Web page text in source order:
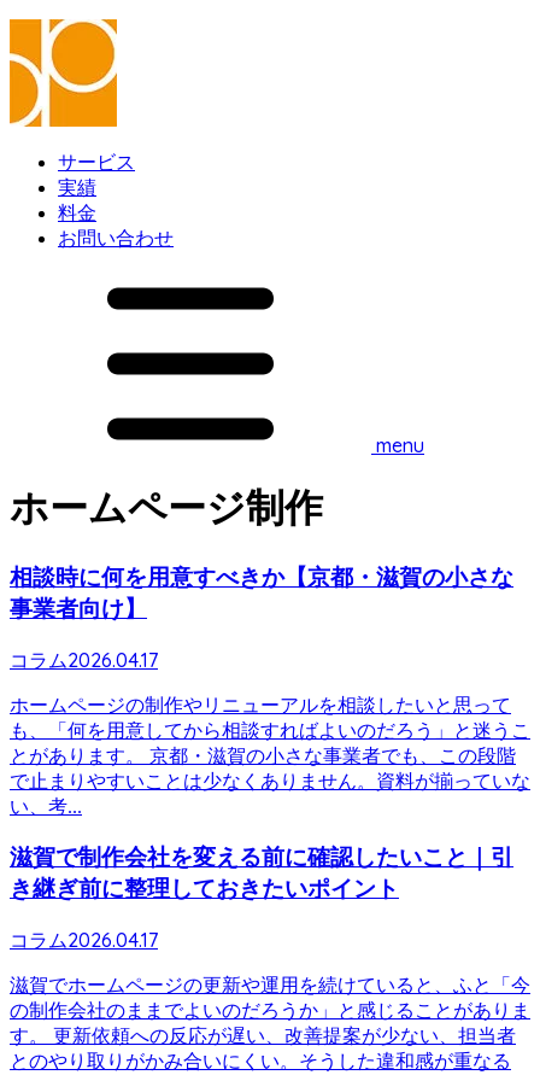
サービス
実績
料金
お問い合わせ
menu
ホームページ制作
相談時に何を用意すべきか【京都・滋賀の小さな
事業者向け】
コラム2026.04.17
ホームページの制作やリニューアルを相談したいと思って
も、「何を用意してから相談すればよいのだろう」と迷うこ
とがあります。 京都・滋賀の小さな事業者でも、この段階
で止まりやすいことは少なくありません。資料が揃っていな
い、考...
滋賀で制作会社を変える前に確認したいこと｜引
き継ぎ前に整理しておきたいポイント
コラム2026.04.17
滋賀でホームページの更新や運用を続けていると、ふと「今
の制作会社のままでよいのだろうか」と感じることがありま
す。 更新依頼への反応が遅い、改善提案が少ない、担当者
とのやり取りがかみ合いにくい。そうした違和感が重なる